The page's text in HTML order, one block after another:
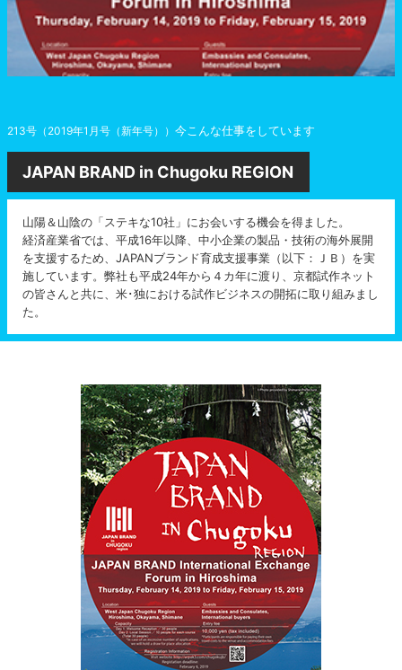
213号（2019年1月号（新年号）） 今こんな仕事をしています
JAPAN BRAND in Chugoku REGION
山陽＆山陰の「ステキな10社」にお会いする機会を得ました。
経済産業省では、平成16年以降、中小企業の製品・技術の海外展開
を支援するため、JAPANブランド育成支援事業（以下：ＪＢ）を実
施しています。弊社も平成24年から４カ年に渡り、京都試作ネット
の皆さんと共に、米･独における試作ビジネスの開拓に取り組みまし
た。